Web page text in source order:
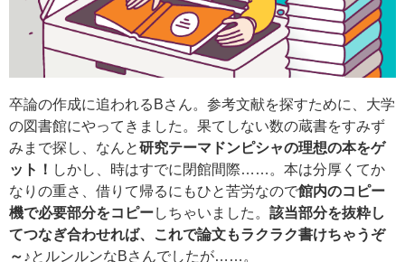
卒論の作成に追われるBさん。参考文献を探すために、大学
の図書館にやってきました。果てしない数の蔵書をすみず
みまで探し、なんと研究テーマドンピシャの理想の本をゲ
ット！ しかし、時はすでに閉館間際……。本は分厚くてか
なりの重さ、借りて帰るにもひと苦労なので館内のコピー
機で必要部分をコピーしちゃいました。 該当部分を抜粋し
てつなぎ合わせれば、これで論文もラクラク書けちゃうぞ
～♪とルンルンなBさんでしたが……。